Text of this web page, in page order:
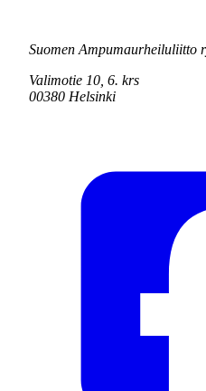
Suomen Ampumaurheiluliitto
Valimotie 10, 6. krs
00380 Helsinki